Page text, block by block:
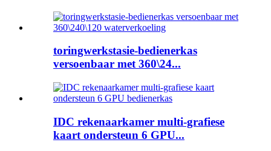
toringwerkstasie-bedienerkas
versoenbaar met 360\24...
IDC rekenaarkamer multi-grafiese
kaart ondersteun 6 GPU...